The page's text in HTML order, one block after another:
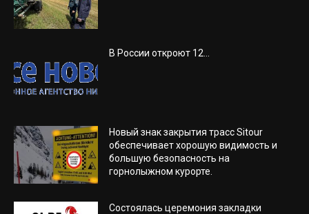
В России откроют 12...
Новый знак закрытия трасс Sitour
обеспечивает хорошую видимость и
большую безопасность на
горнолыжном курорте.
Состоялась церемония закладки